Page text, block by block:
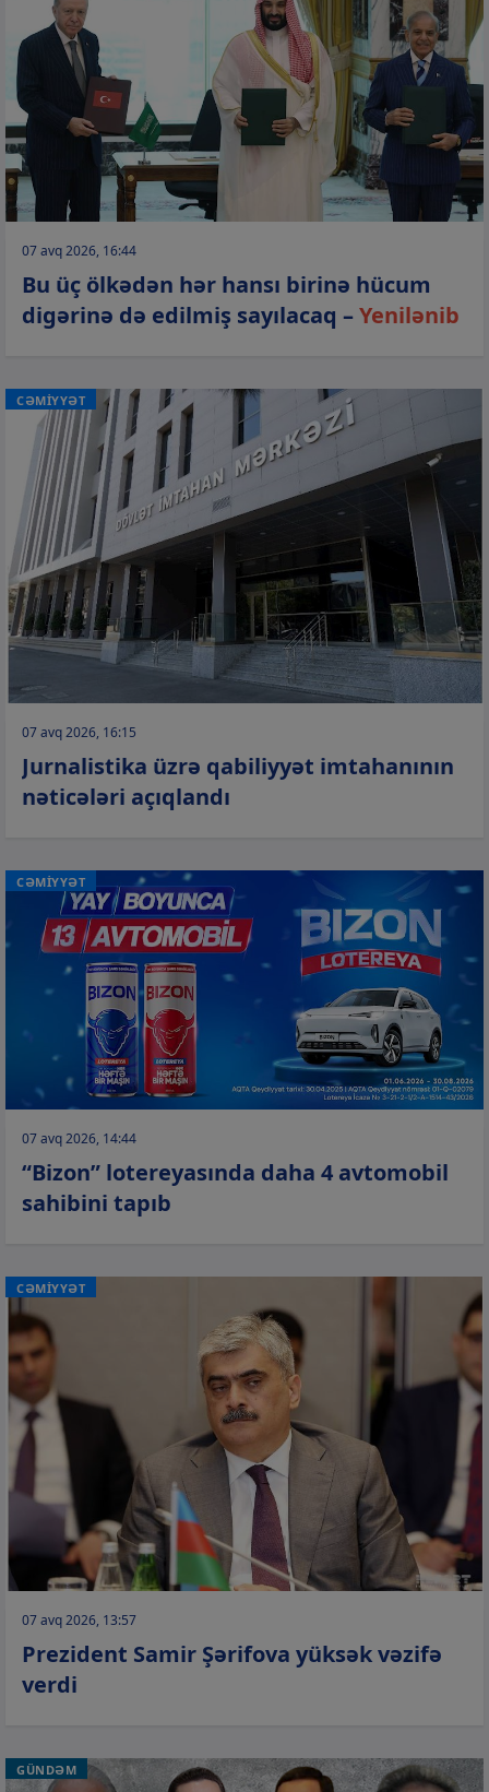
07 avq 2026, 16:44
Bu üç ölkədən hər hansı birinə hücum
digərinə də edilmiş sayılacaq –Yenilənib
CƏMİYYƏT
07 avq 2026, 16:15
Jurnalistika üzrə qabiliyyət imtahanının
nəticələri açıqlandı
CƏMİYYƏT
07 avq 2026, 14:44
“Bizon” lotereyasında daha 4 avtomobil
sahibini tapıb
CƏMİYYƏT
07 avq 2026, 13:57
Prezident Samir Şərifova yüksək vəzifə
verdi
GÜNDƏM